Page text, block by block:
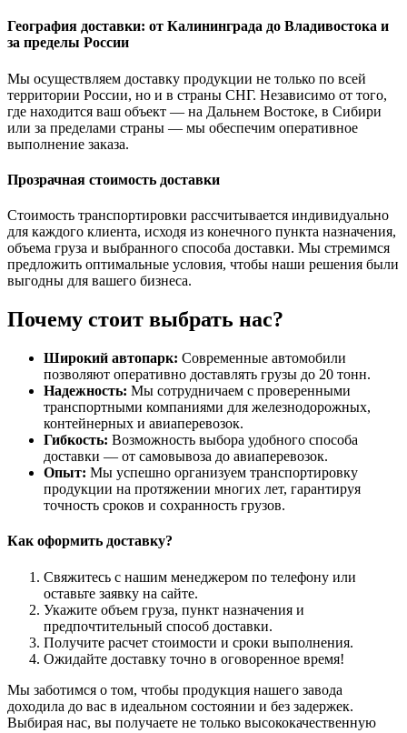
География доставки: от Калининграда до Владивостока и
за пределы России
Мы осуществляем доставку продукции не только по всей
территории России, но и в страны СНГ. Независимо от того,
где находится ваш объект — на Дальнем Востоке, в Сибири
или за пределами страны — мы обеспечим оперативное
выполнение заказа.
Прозрачная стоимость доставки
Стоимость транспортировки рассчитывается индивидуально
для каждого клиента, исходя из конечного пункта назначения,
объема груза и выбранного способа доставки. Мы стремимся
предложить оптимальные условия, чтобы наши решения были
выгодны для вашего бизнеса.
Почему стоит выбрать нас?
Широкий автопарк: Современные автомобили
позволяют оперативно доставлять грузы до 20 тонн.
Надежность: Мы сотрудничаем с проверенными
транспортными компаниями для железнодорожных,
контейнерных и авиаперевозок.
Гибкость: Возможность выбора удобного способа
доставки — от самовывоза до авиаперевозок.
Опыт: Мы успешно организуем транспортировку
продукции на протяжении многих лет, гарантируя
точность сроков и сохранность грузов.
Как оформить доставку?
Свяжитесь с нашим менеджером по телефону или
оставьте заявку на сайте.
Укажите объем груза, пункт назначения и
предпочтительный способ доставки.
Получите расчет стоимости и сроки выполнения.
Ожидайте доставку точно в оговоренное время!
Мы заботимся о том, чтобы продукция нашего завода
доходила до вас в идеальном состоянии и без задержек.
Выбирая нас, вы получаете не только высококачественную